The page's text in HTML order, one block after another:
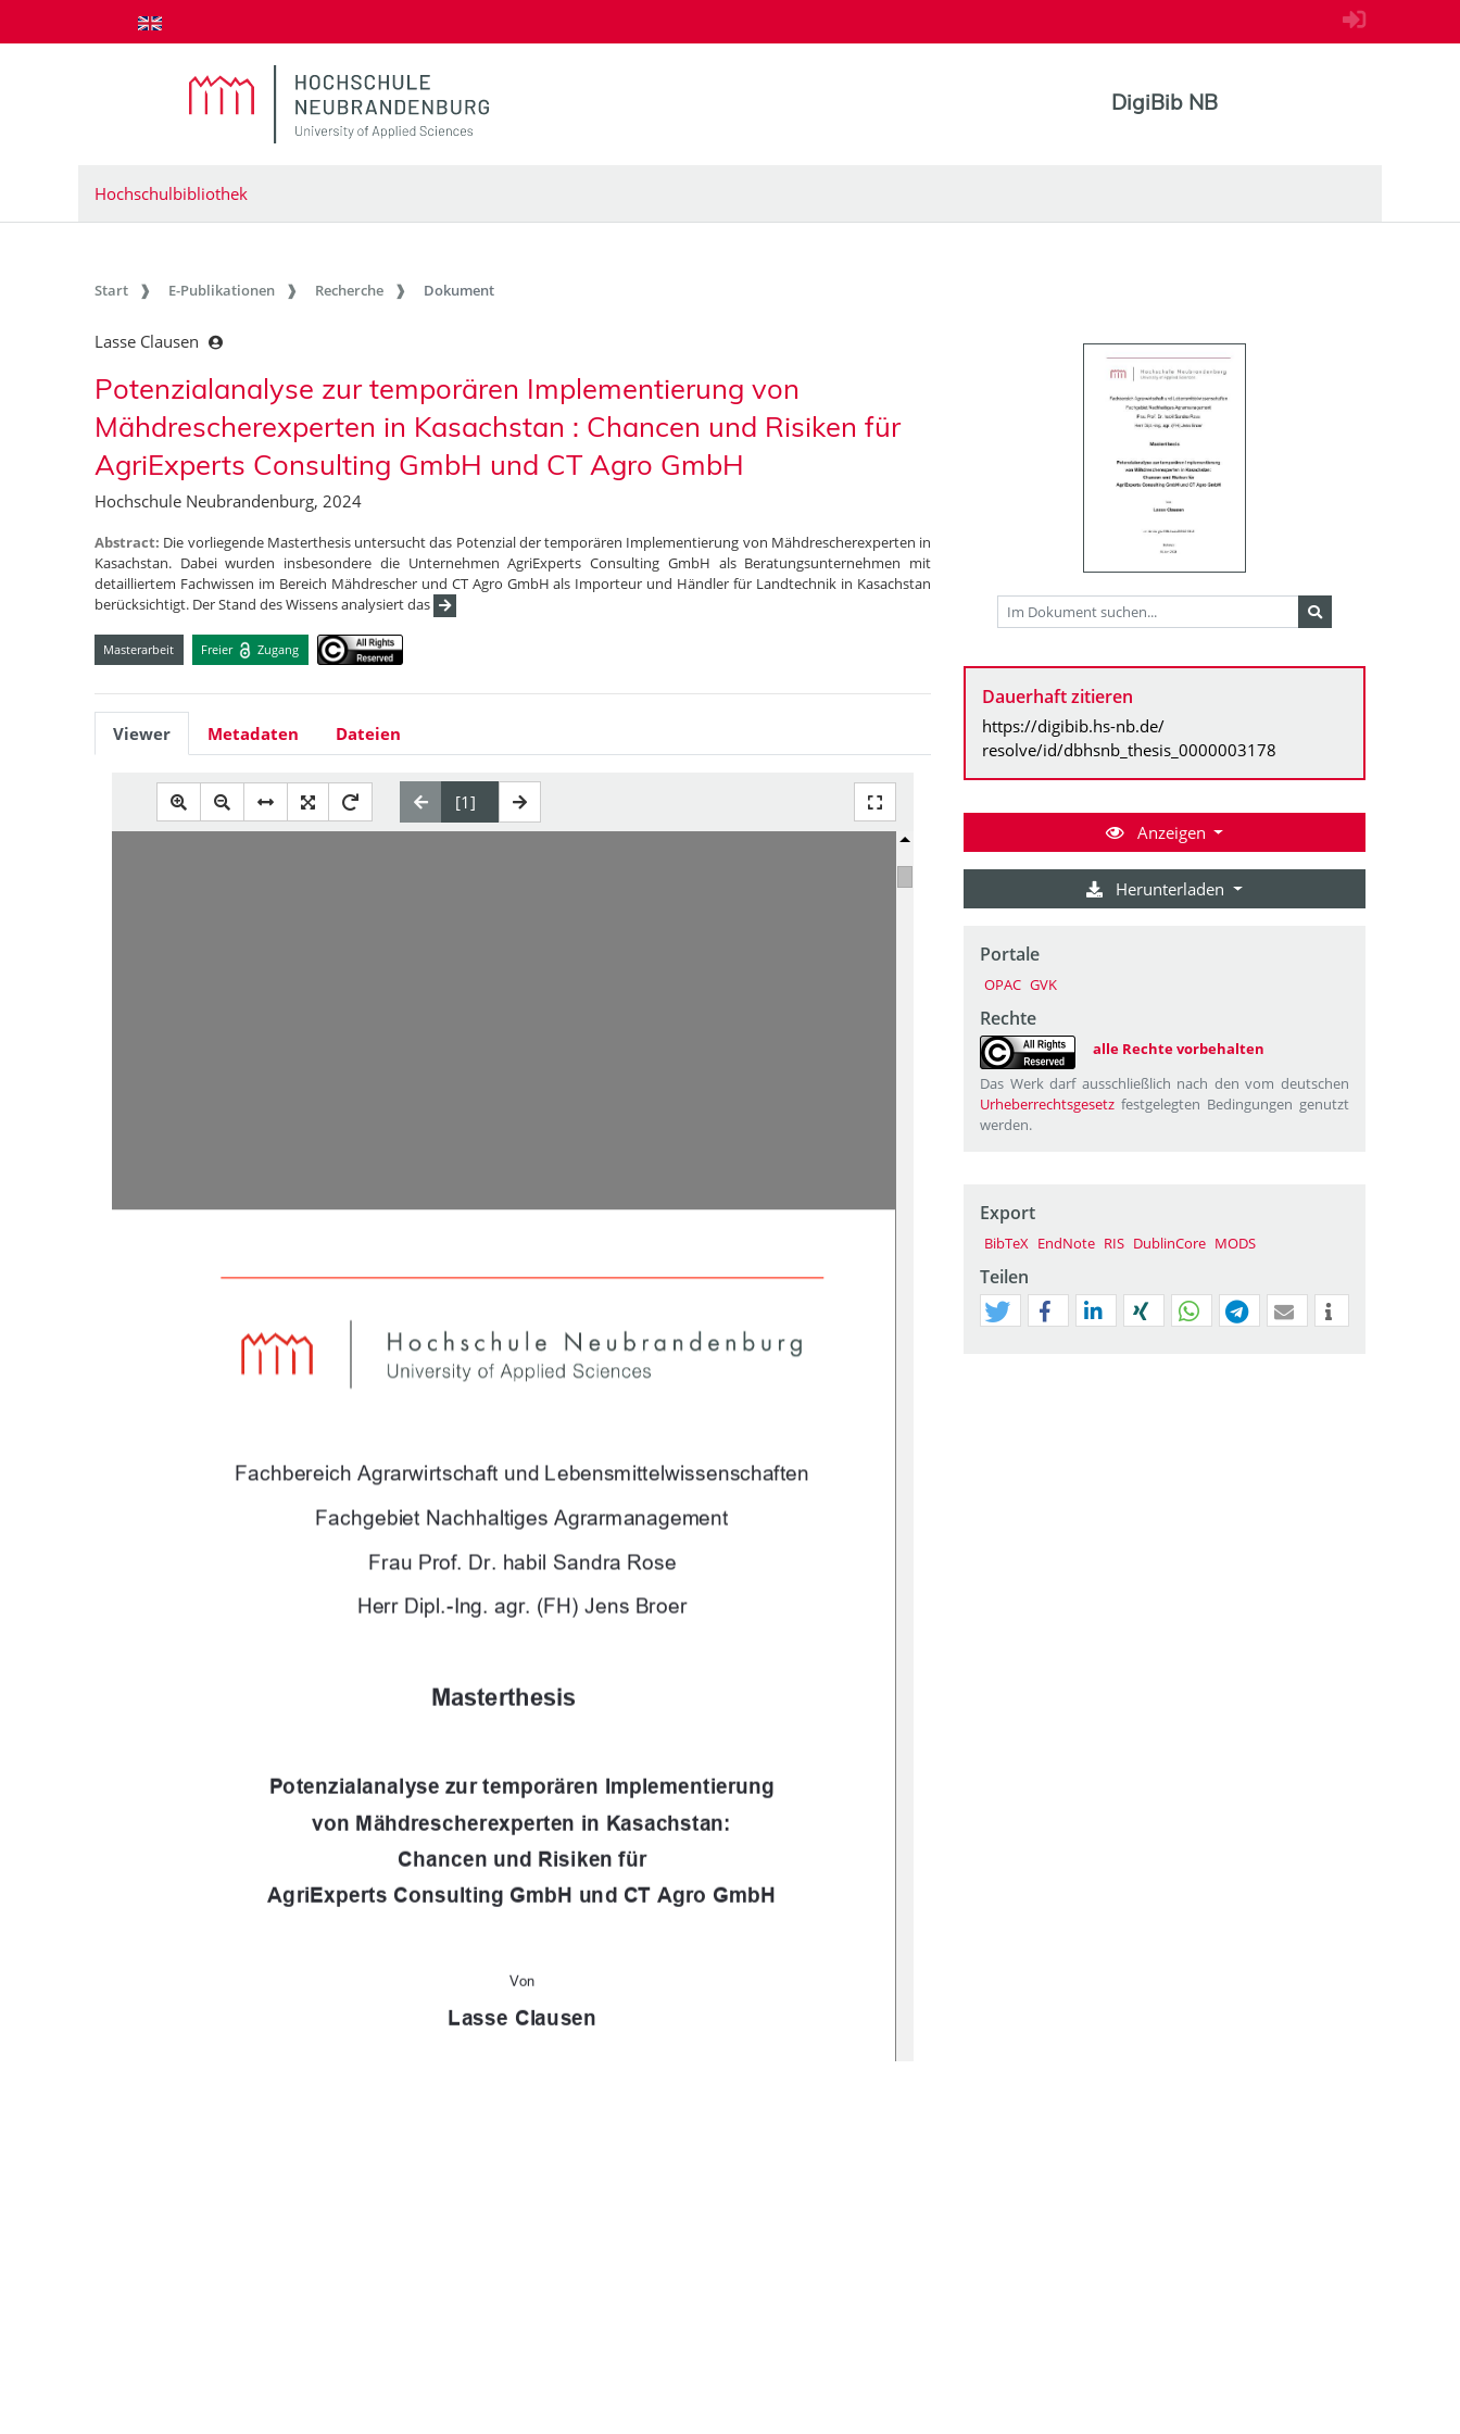
zum Inhalt springen
DigiBib NB
Hochschulbibliothek
Start E-Publikationen Recherche Dokument
Lasse Clausen
Potenzialanalyse zur temporären Implementierung von
Mähdrescherexperten in Kasachstan : Chancen und Risiken für
AgriExperts Consulting GmbH und CT Agro GmbH
Hochschule Neubrandenburg, 2024
Abstract: Die vorliegende Masterthesis untersucht das Potenzial der temporären Implementierung von Mähdrescherexperten in
Kasachstan. Dabei wurden insbesondere die Unternehmen AgriExperts Consulting GmbH als Beratungsunternehmen mit
detailliertem Fachwissen im Bereich Mähdrescher und CT Agro GmbH als Importeur und Händler für Landtechnik in Kasachstan
berücksichtigt. Der Stand des Wissens analysiert das
Masterarbeit Freier Zugang
Viewer Metadaten Dateien
Fachbereich Agrarwirtschaft und Lebensmittelwissenschaften
Fachgebiet Nachhaltiges Agrarmanagement
Frau Prof. Dr. habil Sandra Rose
Herr Dipl.-Ing. agr. (FH) Jens Broer
Masterthesis
Potenzialanalyse zur temporären Implementierung
von Mähdrescherexperten in Kasachstan:
Chancen und Risiken für
AgriExperts Consulting GmbH und CT Agro GmbH
Von
Lasse Clausen
Dauerhaft zitieren
https://digibib.hs-nb.de/
resolve/id/dbhsnb_thesis_0000003178
Anzeigen
Herunterladen
Portale
OPAC GVK
Rechte
alle Rechte vorbehalten
Das Werk darf ausschließlich nach den vom deutschen
Urheberrechtsgesetz festgelegten Bedingungen genutzt
werden.
Export
BibTeX EndNote RIS DublinCore MODS
Teilen